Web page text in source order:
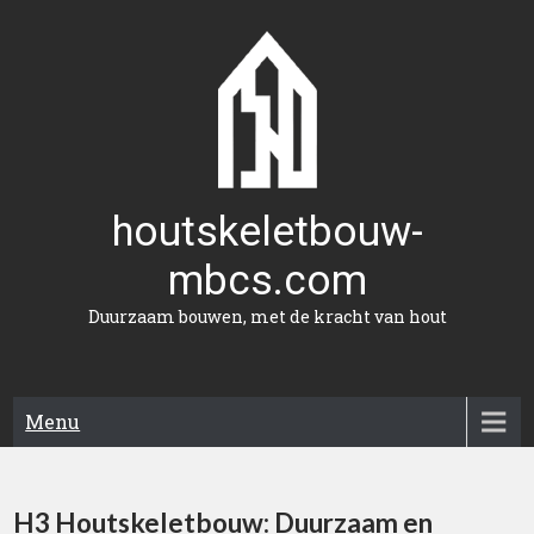
houtskeletbouw-
mbcs.com
Duurzaam bouwen, met de kracht van hout
Menu
H3 Houtskeletbouw: Duurzaam en